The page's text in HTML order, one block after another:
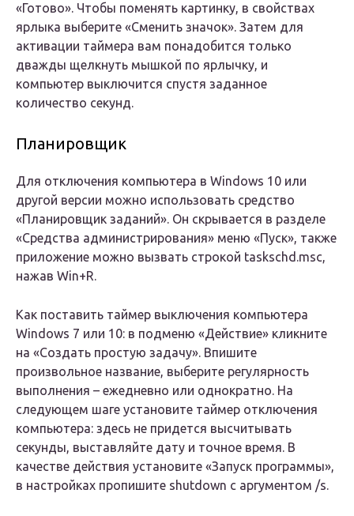
«Готово». Чтобы поменять картинку, в свойствах
ярлыка выберите «Сменить значок». Затем для
активации таймера вам понадобится только
дважды щелкнуть мышкой по ярлычку, и
компьютер выключится спустя заданное
количество секунд.
Планировщик
Для отключения компьютера в Windows 10 или
другой версии можно использовать средство
«Планировщик заданий». Он скрывается в разделе
«Средства администрирования» меню «Пуск», также
приложение можно вызвать строкой taskschd.msc,
нажав Win+R.
Как поставить таймер выключения компьютера
Windows 7 или 10: в подменю «Действие» кликните
на «Создать простую задачу». Впишите
произвольное название, выберите регулярность
выполнения – ежедневно или однократно. На
следующем шаге установите таймер отключения
компьютера: здесь не придется высчитывать
секунды, выставляйте дату и точное время. В
качестве действия установите «Запуск программы»,
в настройках пропишите shutdown с аргументом /s.